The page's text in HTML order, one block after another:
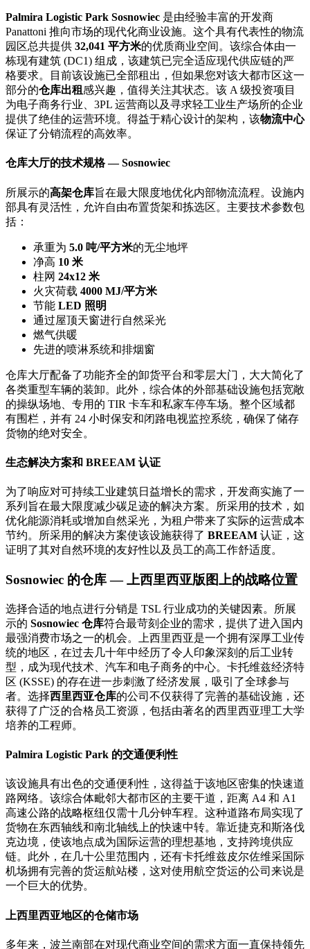
Palmira Logistic Park Sosnowiec 是由经验丰富的开发商
Panattoni 推向市场的现代化商业设施。这个具有代表性的物流
园区总共提供 32,041 平方米的优质商业空间。该综合体由一
栋现有建筑 (DC1) 组成，该建筑已完全适应现代供应链的严
格要求。目前该设施已全部租出，但如果您对该大都市区这一
部分的仓库出租感兴趣，值得关注其状态。该 A 级投资项目
为电子商务行业、3PL 运营商以及寻求轻工业生产场所的企业
提供了绝佳的运营环境。得益于精心设计的架构，该物流中心
保证了分销流程的高效率。
仓库大厅的技术规格 — Sosnowiec
所展示的高架仓库旨在最大限度地优化内部物流流程。设施内
部具有灵活性，允许自由布置货架和拣选区。主要技术参数包
括：
承重为 5.0 吨/平方米的无尘地坪
净高 10 米
柱网 24x12 米
火灾荷载 4000 MJ/平方米
节能 LED 照明
通过屋顶天窗进行自然采光
燃气供暖
先进的喷淋系统和排烟窗
仓库大厅配备了功能齐全的卸货平台和零层大门，大大简化了
各类重型车辆的装卸。此外，综合体的外部基础设施包括宽敞
的操纵场地、专用的 TIR 卡车和私家车停车场。整个区域都
有围栏，并有 24 小时保安和闭路电视监控系统，确保了储存
货物的绝对安全。
生态解决方案和 BREEAM 认证
为了响应对可持续工业建筑日益增长的需求，开发商实施了一
系列旨在最大限度减少碳足迹的解决方案。所采用的技术，如
优化能源消耗或增加自然采光，为租户带来了实际的运营成本
节约。所采用的解决方案使该设施获得了 BREEAM 认证，这
证明了其对自然环境的友好性以及员工的高工作舒适度。
Sosnowiec 的仓库 — 上西里西亚版图上的战略位置
选择合适的地点进行分销是 TSL 行业成功的关键因素。所展
示的 Sosnowiec 仓库符合最苛刻企业的需求，提供了进入国内
最强消费市场之一的机会。上西里西亚是一个拥有深厚工业传
统的地区，在过去几十年中经历了令人印象深刻的后工业转
型，成为现代技术、汽车和电子商务的中心。卡托维兹经济特
区 (KSSE) 的存在进一步刺激了经济发展，吸引了全球参与
者。选择西里西亚仓库的公司不仅获得了完善的基础设施，还
获得了广泛的合格员工资源，包括由著名的西里西亚理工大学
培养的工程师。
Palmira Logistic Park 的交通便利性
该设施具有出色的交通便利性，这得益于该地区密集的快速道
路网络。该综合体毗邻大都市区的主要干道，距离 A4 和 A1
高速公路的战略枢纽仅需十几分钟车程。这种道路布局实现了
货物在东西轴线和南北轴线上的快速中转。靠近捷克和斯洛伐
克边境，使该地点成为国际运营的理想基地，支持跨境供应
链。此外，在几十公里范围内，还有卡托维兹皮尔佐维采国际
机场拥有完善的货运航站楼，这对使用航空货运的公司来说是
一个巨大的优势。
上西里西亚地区的仓储市场
多年来，波兰南部在对现代商业空间的需求方面一直保持领先